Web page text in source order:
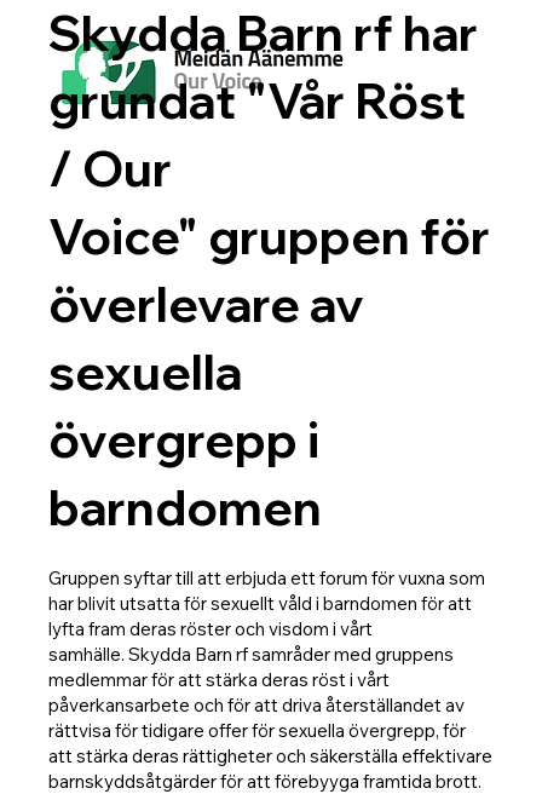
Skydda Barn rf har
grundat "Vår Röst
/ Our
Voice" gruppen för
överlevare av
sexuella
övergrepp i
barndomen
Gruppen syftar till att erbjuda ett forum för vuxna som
har blivit utsatta för sexuellt våld i barndomen för att
lyfta fram deras röster och visdom i vårt
samhälle. Skydda Barn rf samråder med gruppens
medlemmar för att stärka deras röst i vårt
påverkansarbete och för att driva återställandet av
rättvisa för tidigare offer för sexuella övergrepp, för
att stärka deras rättigheter och säkerställa effektivare
barnskyddsåtgärder för att förebyyga framtida brott.